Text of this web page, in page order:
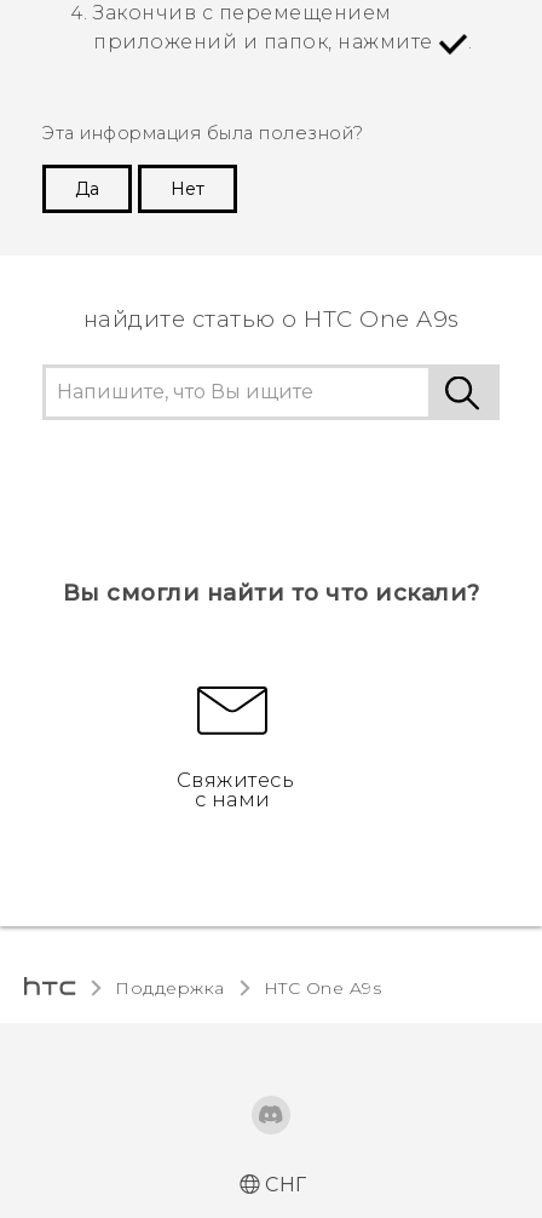
Закончив с перемещением
приложений и папок, нажмите
.
Эта информация была полезной?
Да
Нет
найдите статью о HTC One A9s
Вы смогли найти то что искали?
Свяжитесь
с нами
Поддержка HTC One A9s‎
СНГ